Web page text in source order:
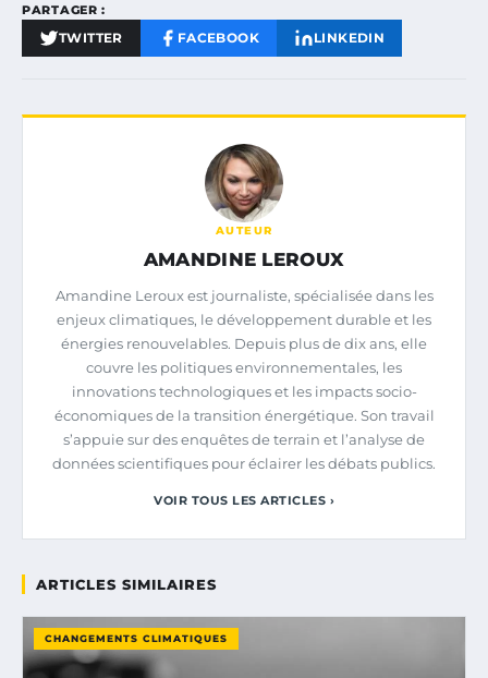
PARTAGER :
TWITTER FACEBOOK LINKEDIN
AUTEUR
AMANDINE LEROUX
Amandine Leroux est journaliste, spécialisée dans les
enjeux climatiques, le développement durable et les
énergies renouvelables. Depuis plus de dix ans, elle
couvre les politiques environnementales, les
innovations technologiques et les impacts socio-
économiques de la transition énergétique. Son travail
s’appuie sur des enquêtes de terrain et l’analyse de
données scientifiques pour éclairer les débats publics.
VOIR TOUS LES ARTICLES ›
ARTICLES SIMILAIRES
CHANGEMENTS CLIMATIQUES